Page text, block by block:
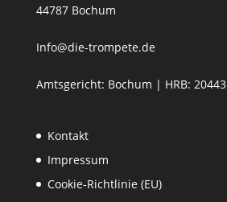
44787 Bochum
Info@die-trompete.de
Amtsgericht: Bochum | HRB: 20443
Kontakt
Impressum
Cookie-Richtlinie (EU)